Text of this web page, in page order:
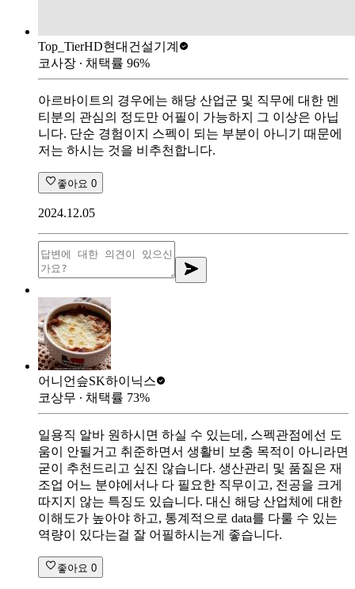
Top_TierHD현대건설기계
코사장 ∙ 채택률 96%
아르바이트의 경우에는 해당 산업군 및 직무에 대한 멘
티분의 관심의 정도만 어필이 가능하지 그 이상은 아닙
니다. 단순 경험이지 스펙이 되는 부분이 아니기 때문에
저는 하시는 것을 비추천합니다.
좋아요 0
2024.12.05
어니언슾SK하이닉스
코상무 ∙ 채택률 73%
일용직 알바 원하시면 하실 수 있는데, 스펙관점에선 도
움이 안될거고 취준하면서 생활비 보충 목적이 아니라면
굳이 추천드리고 싶진 않습니다. 생산관리 및 품질은 재
조업 어느 분야에서나 다 필요한 직무이고, 전공을 크게
따지지 않는 특징도 있습니다. 대신 해당 산업체에 대한
이해도가 높아야 하고, 통계적으로 data를 다룰 수 있는
역량이 있다는걸 잘 어필하시는게 좋습니다.
좋아요 0